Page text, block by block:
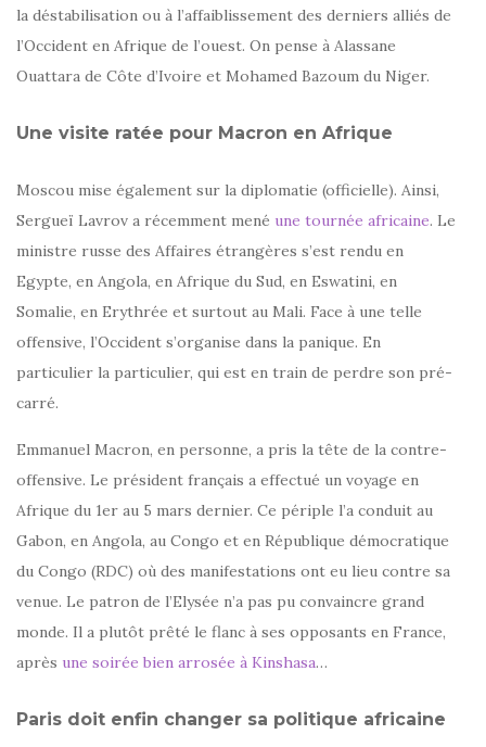
la déstabilisation ou à l’affaiblissement des derniers alliés de
l’Occident en Afrique de l’ouest. On pense à Alassane
Ouattara de Côte d’Ivoire et Mohamed Bazoum du Niger.
Une visite ratée pour Macron en Afrique
Moscou mise également sur la diplomatie (officielle). Ainsi,
Sergueï Lavrov a récemment mené une tournée africaine. Le
ministre russe des Affaires étrangères s’est rendu en
Egypte, en Angola, en Afrique du Sud, en Eswatini, en
Somalie, en Erythrée et surtout au Mali. Face à une telle
offensive, l’Occident s’organise dans la panique. En
particulier la particulier, qui est en train de perdre son pré-
carré.
Emmanuel Macron, en personne, a pris la tête de la contre-
offensive. Le président français a effectué un voyage en
Afrique du 1er au 5 mars dernier. Ce périple l’a conduit au
Gabon, en Angola, au Congo et en République démocratique
du Congo (RDC) où des manifestations ont eu lieu contre sa
venue. Le patron de l’Elysée n’a pas pu convaincre grand
monde. Il a plutôt prêté le flanc à ses opposants en France,
après une soirée bien arrosée à Kinshasa…
Paris doit enfin changer sa politique africaine